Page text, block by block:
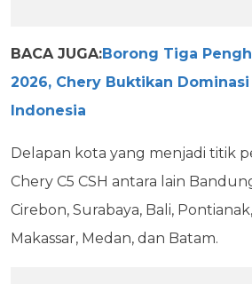
BACA JUGA:Borong Tiga
2026, Chery Buktikan Dominasi
Indonesia
Delapan kota yang menjadi titik
Chery C5 CSH antara lain
Cirebon, Surabaya, Bali,
Makassar, Medan, dan Batam.